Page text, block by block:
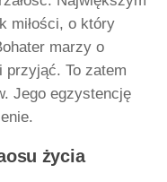
miłości, o który
marzy o
przyjąć. To zatem
Jego egzystencję
życia